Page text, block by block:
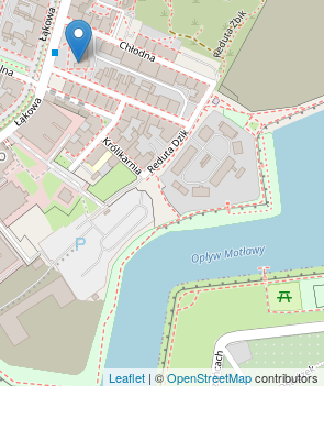
Leaflet | ©OpenStreetMapcontributors